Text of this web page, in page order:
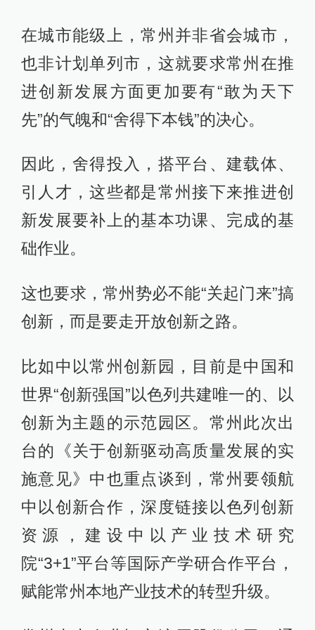
在城市能级上，常州并非省会城市，
也非计划单列市，这就要求常州在推
进创新发展方面更加要有“敢为天下
先”的气魄和“舍得下本钱”的决心。
因此，舍得投入，搭平台、建载体、
引人才，这些都是常州接下来推进创
新发展要补上的基本功课、完成的基
础作业。
这也要求，常州势必不能“关起门来”搞
创新，而是要走开放创新之路。
比如中以常州创新园，目前是中国和
世界“创新强国”以色列共建唯一的、以
创新为主题的示范园区。常州此次出
台的《关于创新驱动高质量发展的实
施意见》中也重点谈到，常州要领航
中以创新合作，深度链接以色列创新
资源，建设中以产业技术研究
院“3+1”平台等国际产学研合作平台，
赋能常州本地产业技术的转型升级。